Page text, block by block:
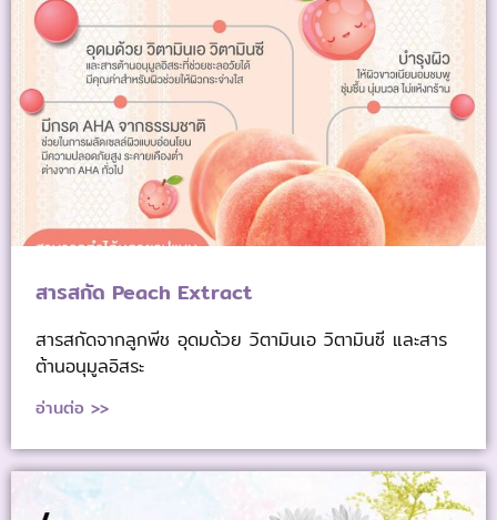
สารสกัด Peach Extract
สารสกัดจากลูกพีช อุดมด้วย วิตามินเอ วิตามินซี และสาร
ต้านอนุมูลอิสระ
อ่านต่อ >>